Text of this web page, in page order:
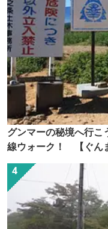
グンマーの秘境へ行
線ウォーク！ 【ぐん